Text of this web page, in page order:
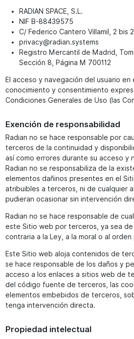
RADIAN SPACE, S.L.
NIF B-88439575
C/ Federico Cantero Villamil, 2 bis
privacy@radian.systems
Registro Mercantil de Madrid,
Sección 8, Página M 700112
El acceso y navegación del usuario en
conocimiento y consentimiento
Condiciones Generales de Uso (las
Exención de responsabilidad
Radian no se hace responsable por
terceros de la continuidad y
así como errores durante su acceso y
Radian no se responsabiliza de la
elementos dañinos presentes en el
atribuibles a terceros, ni de cualquier
pudieran ocasionar sin intervención
Radian no se hace responsable de
este Sitio web por terceros, ya sea
contraria a la Ley, a la moral o al orden
Este Sitio web aloja contenidos de
se hace responsable de los daños y
acceso a los enlaces a sitios web de
del código fuente de terceros, las
elementos embebidos de terceros,
tenga intervención directa.
Propiedad intelectual